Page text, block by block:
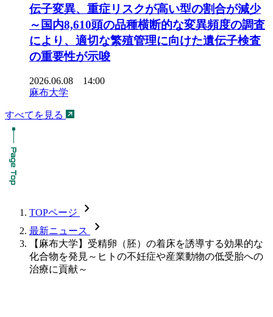
伝子変異、重症リスクが高い型の割合が減少
～国内8,610頭の品種横断的な変異頻度の調査
により、適切な繁殖管理に向けた遺伝子検査
の重要性が示唆
2026.06.08 14:00
麻布大学
すべてを見る
TOPページ chevron_forward
最新ニュース chevron_forward
【麻布大学】受精卵（胚）の着床を誘導する効果的な
化合物を発見～ヒトの不妊症や産業動物の低受胎への
治療に貢献～